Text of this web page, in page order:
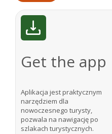
Get the app
Aplikacja jest praktycznym
narzędziem dla
nowoczesnego turysty,
pozwala na nawigację po
szlakach turystycznych.